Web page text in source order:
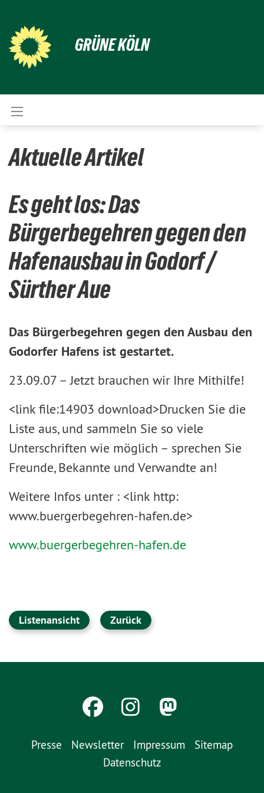
GRÜNE KÖLN
Aktuelle Artikel
Es geht los: Das
Bürgerbegehren gegen den
Hafenausbau in Godorf /
Sürther Aue
Das Bürgerbegehren gegen den Ausbau den
Godorfer Hafens ist gestartet.
23.09.07 – Jetzt brauchen wir Ihre Mithilfe!
<link file:14903 download>Drucken Sie die
Liste aus, und sammeln Sie so viele
Unterschriften wie möglich – sprechen Sie
Freunde, Bekannte und Verwandte an!
Weitere Infos unter : <link http:
www.buergerbegehren-hafen.de>
www.buergerbegehren-hafen.de
Listenansicht Zurück
Presse Newsletter Impressum
Sitemap
Datenschutz